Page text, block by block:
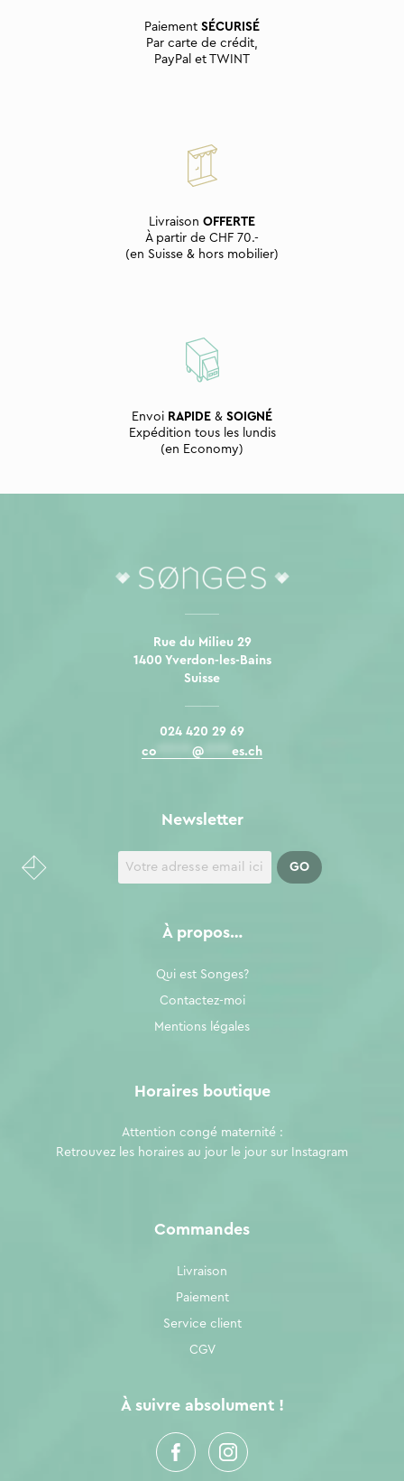
Paiement SÉCURISÉ
Par carte de crédit,
PayPal et TWINT
Livraison OFFERTE
À partir de CHF 70.-
(en Suisse & hors mobilier)
Envoi RAPIDE & SOIGNÉ
Expédition tous les lundis
(en Economy)
Rue du Milieu 29
1400 Yverdon-les-Bains
Suisse
024 420 29 69
co
@ es.ch
Commandes
Livraison
Paiement
Service client
CGV
À suivre absolument !
À propos…
Qui est Songes?
Contactez-moi
Mentions légales
Newsletter
Horaires boutique
Attention congé maternité :
Retrouvez les horaires au jour le jour sur
Instagram